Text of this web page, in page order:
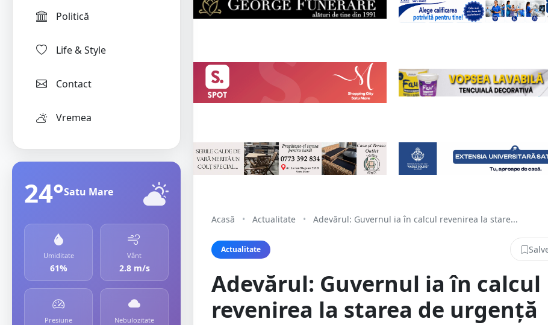
Politică
Life & Style
Contact
Vremea
24°Satu Mare
Umiditate
61%
Vânt
2.8 m/s
Presiune Nebulozitate
Acasă • Actualitate • Adevărul: Guvernul ia în calcul revenirea la stare...
Actualitate
Adevărul: Guvernul ia în calcul
revenirea la starea de urgenţă